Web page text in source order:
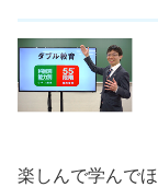
楽しんで学んで